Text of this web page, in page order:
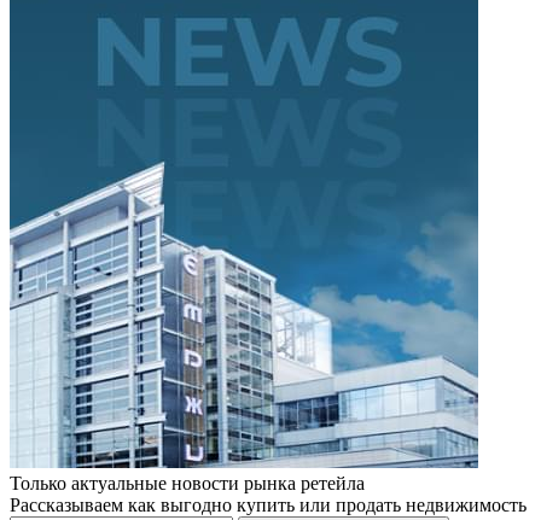
Только актуальные новости рынка ретейла
Рассказываем как выгодно купить или продать недвижимость